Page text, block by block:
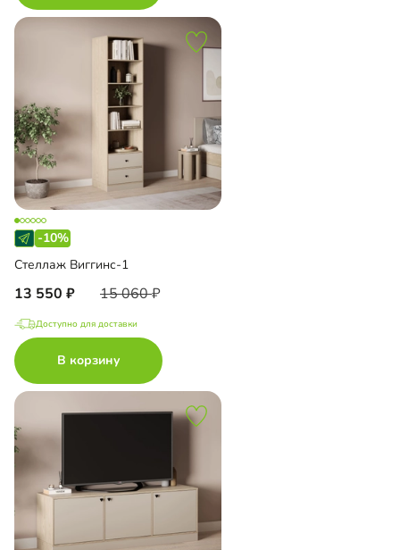
-10%
Стеллаж Виггинс-1
13 550 15 060
Доступно для доставки
В корзину